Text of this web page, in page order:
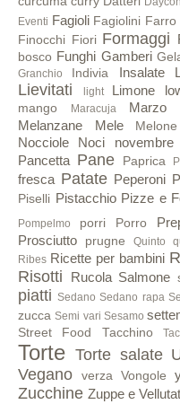
Eventi Fagioli Fagiolini Farro
Finocchi Fiori Formaggi
bosco Funghi Gamberi
Granchio Indivia Insalate
Lievitati light Limone
mango Maracuja Marzo
Melanzane Mele Melone
Nocciole Noci novembre
Pancetta Pane Paprica
fresca Patate Peperoni
Piselli Pistacchio Pizze e
Pompelmo porri Porro
Prosciutto prugne Quinto
Ribes Ricette per bambini
Risotti Rucola Salmone
piatti Sedano Sedano rapa
zucca Semi vari Sesamo
Street Food Tacchino
Torte Torte salate
Vegano
verza Vongole
Zucchine Zuppe e